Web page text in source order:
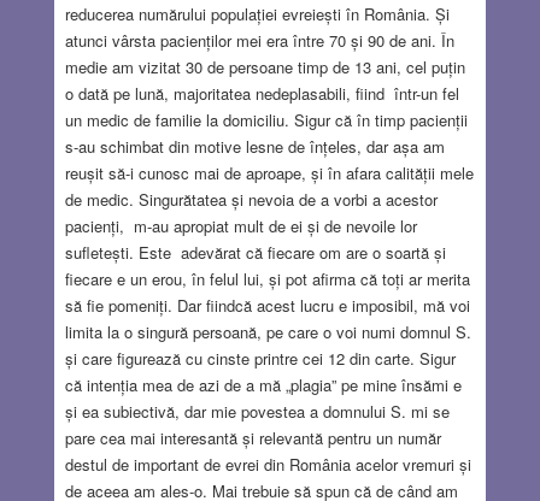
reducerea numărului populației evreiești în România. Și
atunci vârsta pacienților mei era între 70 și 90 de ani. În
medie am vizitat 30 de persoane timp de 13 ani, cel puțin
o dată pe lună, majoritatea nedeplasabili, fiind într-un fel
un medic de familie la domiciliu. Sigur că în timp pacienții
s-au schimbat din motive lesne de înțeles, dar așa am
reușit să-i cunosc mai de aproape, și în afara calității mele
de medic. Singurătatea și nevoia de a vorbi a acestor
pacienți, m-au apropiat mult de ei și de nevoile lor
sufletești. Este adevărat că fiecare om are o soartă și
fiecare e un erou, în felul lui, și pot afirma că toți ar merita
să fie pomeniți. Dar fiindcă acest lucru e imposibil, mă voi
limita la o singură persoană, pe care o voi numi domnul S.
și care figurează cu cinste printre cei 12 din carte. Sigur
că intenția mea de azi de a mă „plagia” pe mine însămi e
și ea subiectivă, dar mie povestea a domnului S. mi se
pare cea mai interesantă și relevantă pentru un număr
destul de important de evrei din România acelor vremuri și
de aceea am ales-o. Mai trebuie să spun că de când am